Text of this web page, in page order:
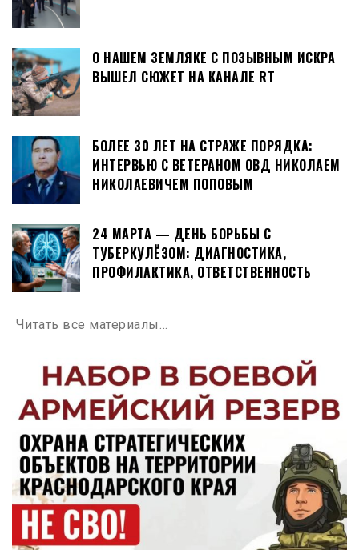
О НАШЕМ ЗЕМЛЯКЕ С ПОЗЫВНЫМ ИСКРА
ВЫШЕЛ СЮЖЕТ НА КАНАЛЕ RT
БОЛЕЕ 30 ЛЕТ НА СТРАЖЕ ПОРЯДКА:
ИНТЕРВЬЮ С ВЕТЕРАНОМ ОВД НИКОЛАЕМ
НИКОЛАЕВИЧЕМ ПОПОВЫМ
24 МАРТА — ДЕНЬ БОРЬБЫ С
ТУБЕРКУЛЁЗОМ: ДИАГНОСТИКА,
ПРОФИЛАКТИКА, ОТВЕТСТВЕННОСТЬ
Читать все материалы…